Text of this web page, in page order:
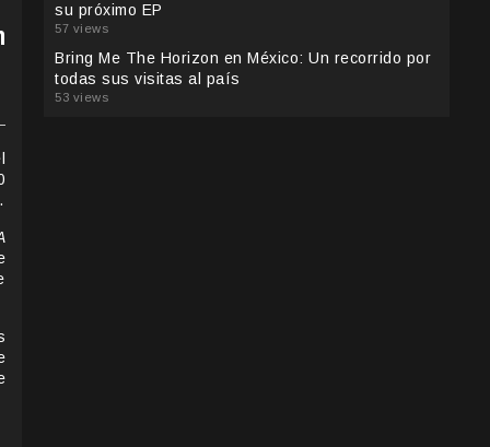
su próximo EP
57 views
Bring Me The Horizon en México: Un recorrido por
todas sus visitas al país
53 views